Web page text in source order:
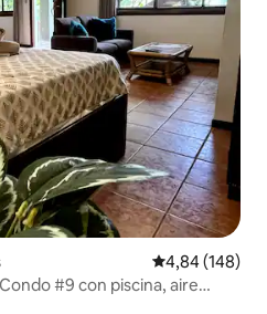
Calificación
4,84 (148)
#9 con piscina, aire